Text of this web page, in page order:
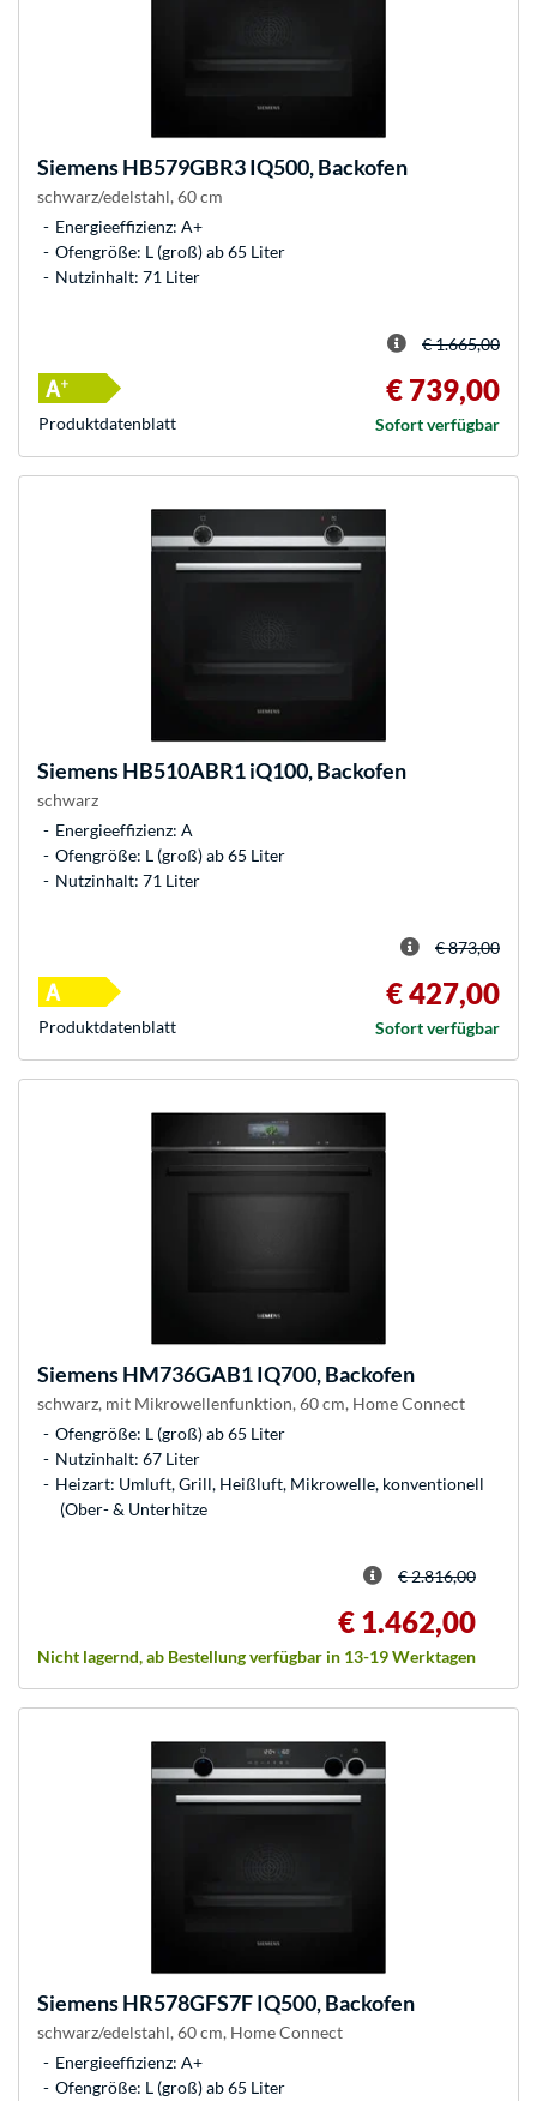
SiemensHB579GBR3 IQ500, Backofen
schwarz/edelstahl, 60 cm
Energieeffizienz: A+
Ofengröße: L (groß) ab 65 Liter
Nutzinhalt: 71 Liter
€ 1.665,00
€ 739,00
Sofort verfügbar
Produkt­datenblatt
SiemensHB510ABR1 iQ100, Backofen
schwarz
Energieeffizienz: A
Ofengröße: L (groß) ab 65 Liter
Nutzinhalt: 71 Liter
€ 873,00
€ 427,00
Sofort verfügbar
Produkt­datenblatt
SiemensHM736GAB1 IQ700, Backofen
schwarz, mit Mikrowellenfunktion, 60 cm, Home Connect
Ofengröße: L (groß) ab 65 Liter
Nutzinhalt: 67 Liter
Heizart: Umluft, Grill, Heißluft, Mikrowelle, konventionell
(Ober- & Unterhitze
€ 2.816,00
€ 1.462,00
Nicht lagernd, ab Bestellung verfügbar in 13-19 Werktagen
SiemensHR578GFS7F IQ500, Backofen
schwarz/edelstahl, 60 cm, Home Connect
Energieeffizienz: A+
Ofengröße: L (groß) ab 65 Liter